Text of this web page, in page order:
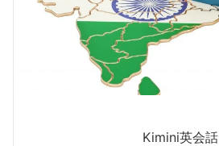
Kimini英会話